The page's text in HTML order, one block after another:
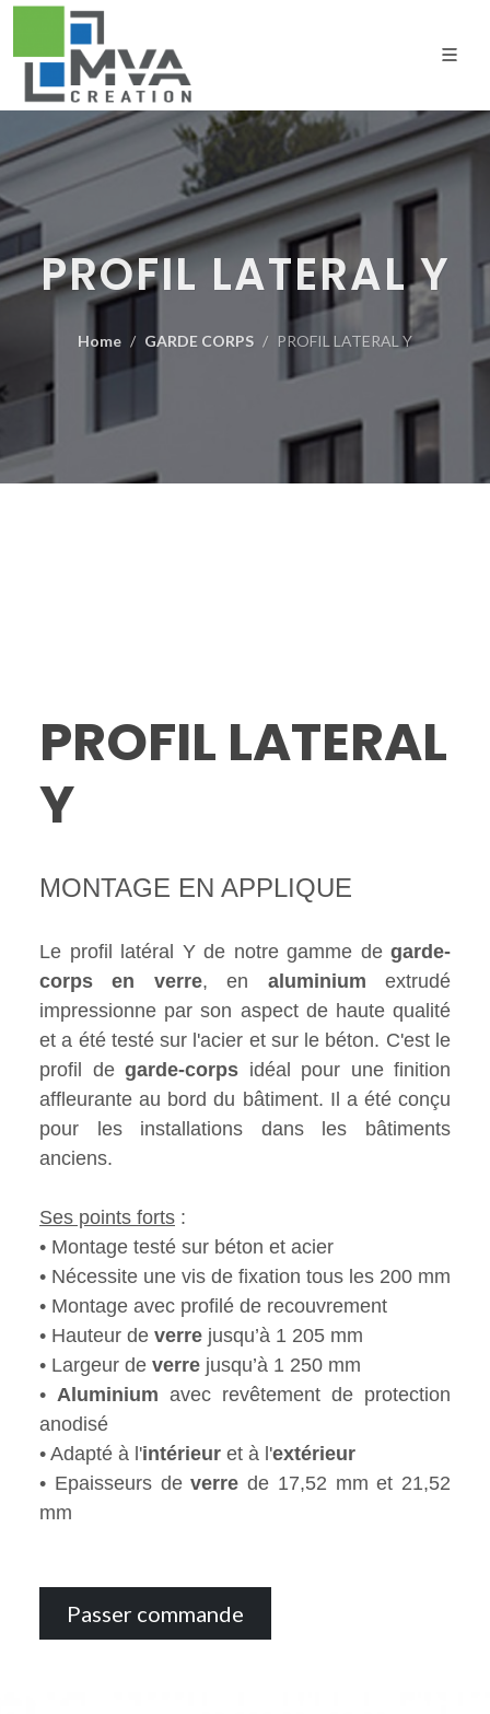
PROFIL LATERAL Y
Home GARDE CORPS PROFIL LATERAL Y
PROFIL LATERAL
Y
MONTAGE EN APPLIQUE
Le profil latéral Y de notre gamme de garde-
corps en verre, en aluminium extrudé
impressionne par son aspect de haute qualité
et a été testé sur l'acier et sur le béton. C'est le
profil de garde-corps idéal pour une finition
affleurante au bord du bâtiment. Il a été conçu
pour les installations dans les bâtiments
anciens.
Ses points forts :
• Montage testé sur béton et acier
• Nécessite une vis de fixation tous les 200 mm
• Montage avec profilé de recouvrement
• Hauteur de verre jusqu’à 1 205 mm
• Largeur de verre jusqu’à 1 250 mm
• Aluminium avec revêtement de protection
anodisé
• Adapté à l'intérieur et à l'extérieur
• Epaisseurs deverre de 17,52 mm et 21,52
mm
Passer commande